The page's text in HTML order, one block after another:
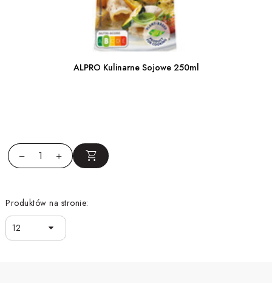
ALPRO Kulinarne Sojowe 250ml
Produktów na stronie:
12